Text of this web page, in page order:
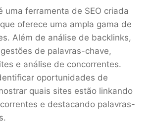
uma ferramenta de SEO criada
oferece uma ampla gama de
Além de análise de backlinks,
de palavras-chave,
e análise de concorrentes.
oportunidades de
quais sites estão linkando
e destacando palavras-